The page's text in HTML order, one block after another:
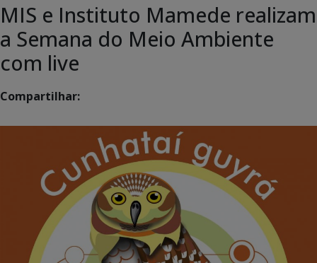
MIS e Instituto Mamede realizam
a Semana do Meio Ambiente
com live
Compartilhar: